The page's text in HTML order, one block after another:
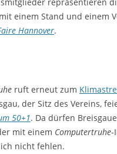
mit einem Stand und einem
Hannover.
ruft erneut zum
der Sitz des Vereins,
50+1. Da dürfen
mit einem Computertruhe-
nicht fehlen.